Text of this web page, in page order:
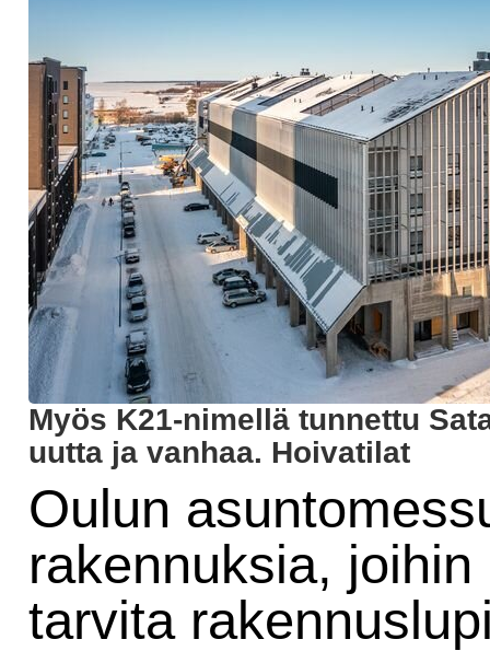
Myös K21-nimellä tunnettu
uutta ja vanhaa. Hoivatilat
Oulun
rakennuksia, joihin
tarvita